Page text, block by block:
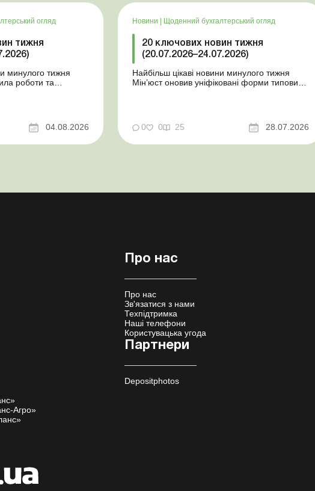
огляд
тижня
минулого тижня
роботи та
воєнний стан Для
ФОП запроваджено
форми З 2
зарахування
04.08.2026
Новини Щоденний бухгалтерський огляд
20 ключових новин тижня
(20.07.2026–24.07.2026)
Найбільш цікаві новини минулого тижня
Мін’юст оновив уніфіковані форми типових
«у розшуку»: що потрібно знати
0 0 25 28.07.2026
Агро»
Про нас
Про нас
Зв'язатися з нами
Техпідтримка
Наші телефони
Користувацька угода
Партнери
Depositphotos